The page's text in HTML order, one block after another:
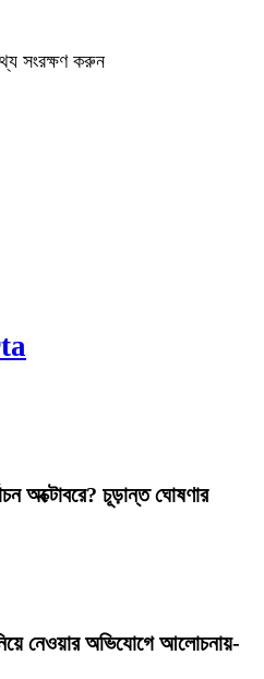
সংরক্ষণ করুন
অক্টোবরে? চূড়ান্ত ঘোষণার
নেওয়ার অভিযোগে আলোচনায়-